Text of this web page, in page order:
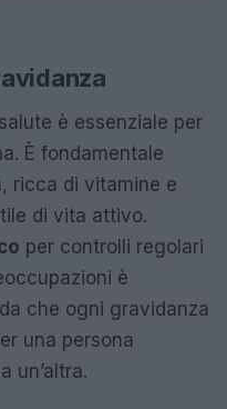
è essenziale per
È fondamentale
ricca di vitamine e
di vita attivo.
per controlli regolari
è
che ogni gravidanza
una persona
un’altra.